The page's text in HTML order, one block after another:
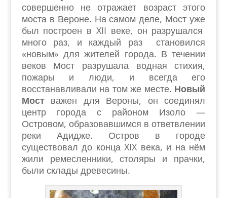
совершенно не отражает возраст этого
моста в Вероне. На самом деле, Мост уже
был построен в XII веке, он разрушался
много раз, и каждый раз становился
«новым» для жителей города. В течении
веков Мост разрушала водная стихия,
пожары и люди, и всегда его
восстанавливали на том же месте. Новый
Мостважен для Вероны, он соединял
центр города с районом Изоло —
Островом, образовавшимся в ответвлении
реки Адидже. Остров в городе
существовал до конца XIX века, и на нём
жили ремесленники, столяры и прачки,
были склады древесины.